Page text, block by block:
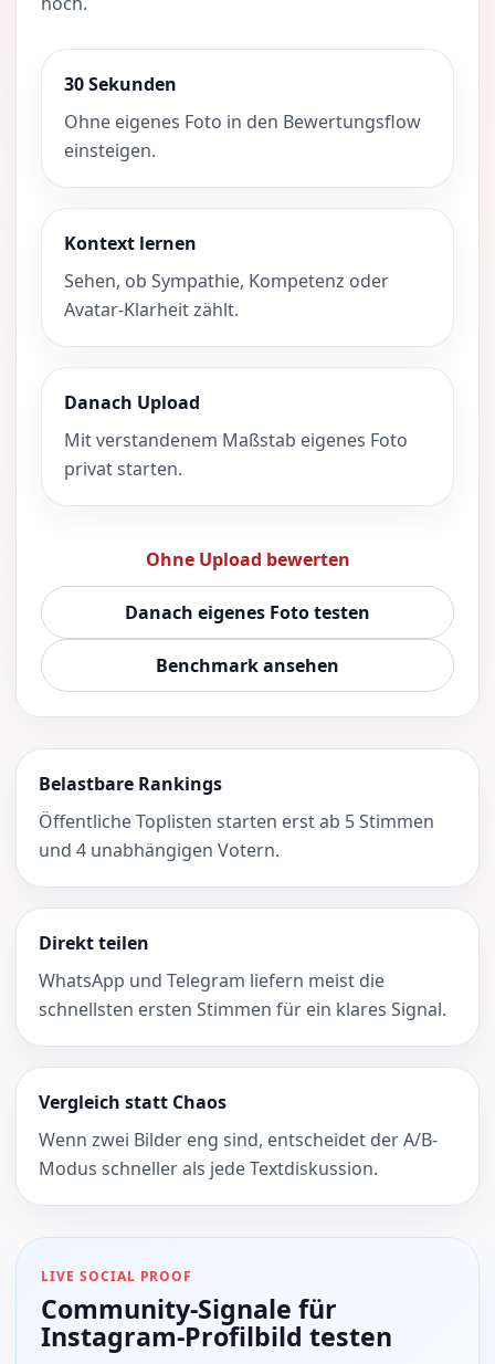
30 Sekunden
Ohne eigenes Foto in den Bewertungsflow
einsteigen.
Kontext lernen
Sehen, ob Sympathie, Kompetenz oder
Avatar-Klarheit zählt.
Danach Upload
Mit verstandenem Maßstab eigenes Foto
privat starten.
Ohne Upload bewerten
Danach eigenes Foto testen
Benchmark ansehen
Belastbare Rankings
Öffentliche Toplisten starten erst ab 5 Stimmen
und 4 unabhängigen Votern.
Direkt teilen
WhatsApp und Telegram liefern meist die
schnellsten ersten Stimmen für ein klares Signal.
Vergleich statt Chaos
Wenn zwei Bilder eng sind, entscheidet der A/B-
Modus schneller als jede Textdiskussion.
LIVE SOCIAL PROOF
Community-Signale für
Instagram-Profilbild testen